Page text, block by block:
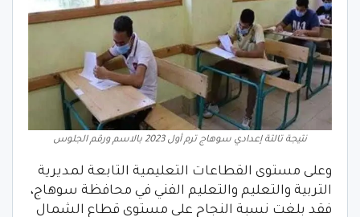
نتيجة تالتة إعدادي سوهاج ترم أول 2023 بالاسم ورقم الجلوس
وعلى مستوى القطاعات التعليمية التابعة لمديرية
التربية والتعليم والتعليم الفني في محافظة سوهاج،
فقد بلغت نسبة النجاح على مستوى قطاع الشمال